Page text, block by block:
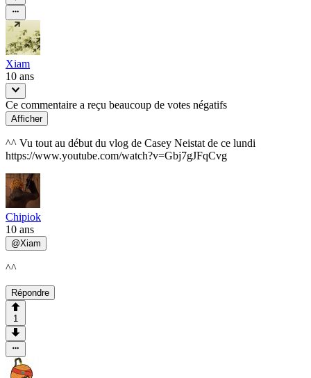
Xiam
10 ans
Ce commentaire a reçu beaucoup de votes négatifs
Afficher
^^ Vu tout au début du vlog de Casey Neistat de ce lundi
https://www.youtube.com/watch?v=Gbj7gJFqCvg
Chipiok
10 ans
@Xiam
^^
Répondre
1